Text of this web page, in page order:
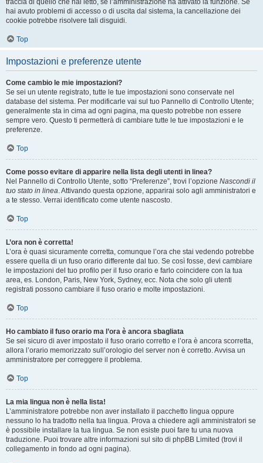
traccia di quello che hai letto, se l’amministrazione ha attivato la funzione. Se
hai avuto problemi di accesso o di uscita dal sistema, la cancellazione dei
cookie potrebbe risolvere tali disguidi.
Top
Impostazioni e preferenze utente
Come cambio le mie impostazioni?
Se sei un utente registrato, tutte le tue impostazioni sono conservate nel
database del sistema. Per modificarle vai sul tuo Pannello di Controllo Utente;
generalmente sta in cima ad ogni pagina, ma questo potrebbe non essere
sempre vero. Questo ti permetterà di cambiare tutte le tue impostazioni e le
preferenze.
Top
Come posso evitare di apparire nella lista degli utenti in linea?
Nel Pannello di Controllo Utente, sotto “Preferenze”, trovi l’opzione Nascondi il
tuo stato in linea. Attivando questa opzione, apparirai solo agli amministratori e
a te stesso. Verrai identificato come utente nascosto.
Top
L’ora non è corretta!
L’ora è quasi sicuramente corretta, comunque l’ora che stai vedendo potrebbe
essere quella di un fuso orario differente dal tuo. Se così fosse, devi cambiare
le impostazioni del tuo profilo per il fuso orario e farlo coincidere con la tua
area, es. London, Paris, New York, Sydney, ecc. Nota che solo gli utenti
registrati possono cambiare il fuso orario e molte impostazioni.
Top
Ho cambiato il fuso orario ma l’ora è ancora sbagliata
Se sei sicuro di aver impostato il fuso orario corretto e l’ora è ancora scorretta,
allora l’orario memorizzato sull’orologio del server non è corretto. Avvisa un
amministratore per correggere il problema.
Top
La mia lingua non è nella lista!
L’amministratore potrebbe non aver installato il pacchetto lingua oppure
nessuno lo ha tradotto nella tua lingua. Prova a chiedere agli amministratori se
è possibile installare la tua lingua. Se non esiste puoi fare tu una nuova
traduzione. Puoi trovare altre informazioni sul sito di phpBB Limited (trovi il
collegamento in fondo ad ogni pagina).